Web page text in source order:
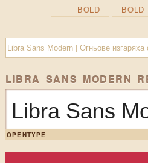
BOLD BOLD
LIBRA SANS MODERN
Libra Sans
OPENTYPE